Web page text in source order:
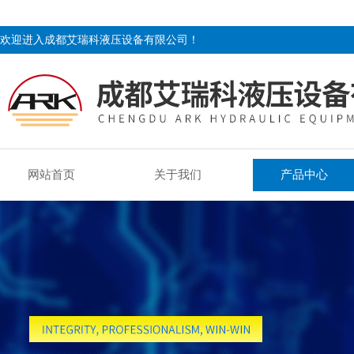
欢迎进入成都艾瑞科液压设备有限公司！
网站首页 关于我们 产品中心